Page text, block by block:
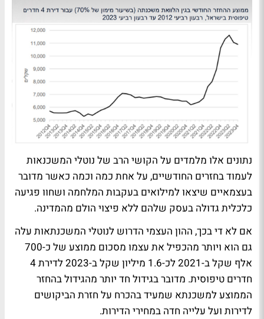
נתונים אלו מלמדים על הקושי הרב של נוטלי המשכנאות
לעמוד בחזרים החודשיים, על אחת כמה וכמה כאשר מדובר
בעצמאיים שיצאו למילואים בעקבות המלחמה ושחוו פגיעה
כלכלית גדולה בעסק שלהם ללא פיצוי הולם מהמדינה.
אם לא די בכך, ההון העצמי הדרוש לנוטלי המשכנתאות עלה
גם הוא ויותר מהכפיל את עצמו מסכום ממוצע של כ-700
אלף שקל ב-2021 לכ-1.6 מיליון שקל ב-2023 לדירת 4
חדרים טיפוסית. מדובר בגידול חד יותר מהגידול בהחזר
הממוצע למשכנתא שמעיד בהכרח על חזרת הביקושים
לדירות ועל עלייה חדה במחירי הדירות.